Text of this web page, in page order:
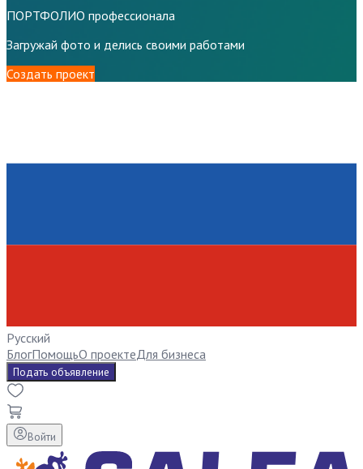
ПОРТФОЛИО профессионала
Загружай фото и делись своими работами
Создать проект
Русский
БлогПомощьО проектеДля бизнеса
Подать объявление
Войти